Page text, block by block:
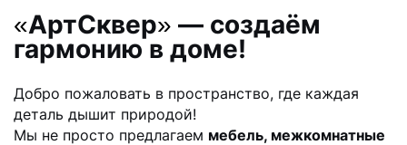
«АртСквер» — создаём
гармонию в доме!
Добро пожаловать в пространство, где каждая
деталь дышит природой!
Мы не просто предлагаем мебель, межкомнатные